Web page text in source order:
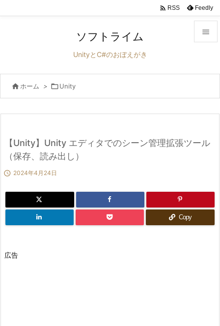


前へ
 RSS Feedly
ソフトライム
UnityとC#のおぼえがき
 ホーム > Unity
【Unity】Unity エディタでのシーン管理拡張ツール
（保存、読み出し）
 2024年4月24日
Copy
広告